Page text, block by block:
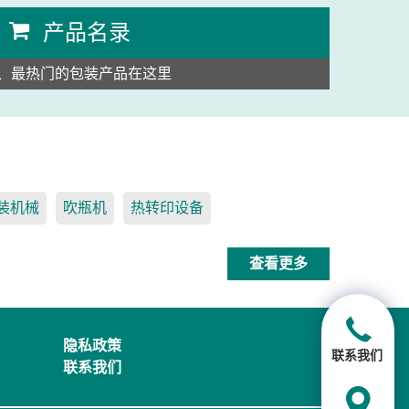
产品名录
最热门的包装产品在这里
机械 吹瓶机 热转印设备
查看更多
隐私政策
联系我们
联系我们